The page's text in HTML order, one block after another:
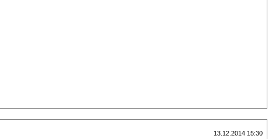
13.12.2014 15:30